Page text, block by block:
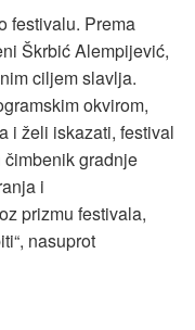
festivalu. Prema
Škrbić Alempijević,
ciljem slavlja.
okvirom,
i želi iskazati, festival
gradnje
i
prizmu festivala,
nasuprot